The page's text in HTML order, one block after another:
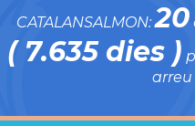
CATALANSALMON:20
( 7.635 dies )